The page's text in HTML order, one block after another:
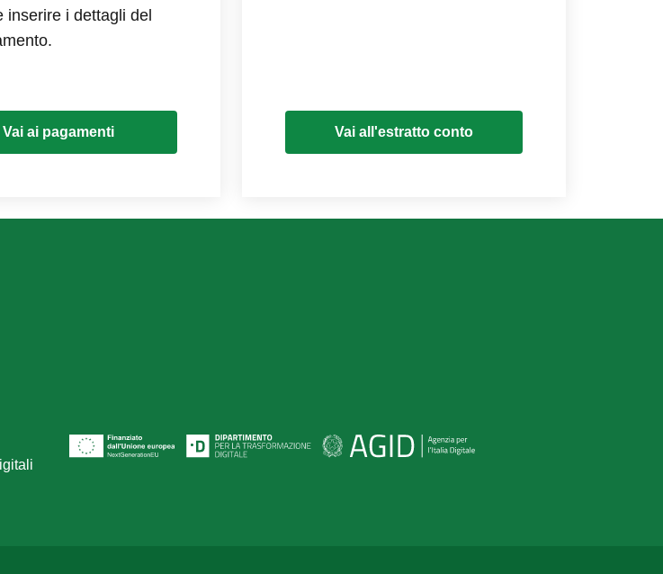
inserire i dettagli del
Vai ai pagamenti Vai all'estratto conto